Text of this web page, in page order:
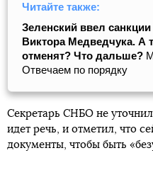
Читайте также:
Зеленский ввел
Виктора Медведчука. А
отменят? Что дальше?
Отвечаем по порядку
Секретарь СНБО не
идет речь, и отметил, что
документы, чтобы быть